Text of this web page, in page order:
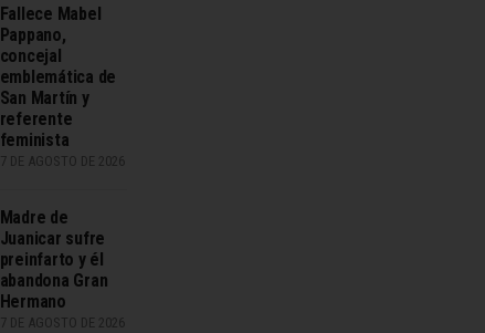
Fallece Mabel
Pappano,
concejal
emblemática de
San Martín y
referente
feminista
7 DE AGOSTO DE 2026
Madre de
Juanicar sufre
preinfarto y él
abandona Gran
Hermano
7 DE AGOSTO DE 2026